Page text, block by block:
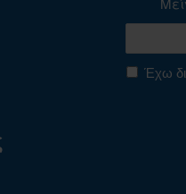
Έχω